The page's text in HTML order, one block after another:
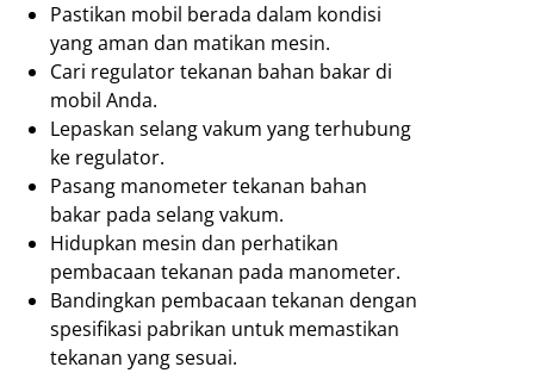
Pastikan mobil berada dalam kondisi
yang aman dan matikan mesin.
Cari regulator tekanan bahan bakar di
mobil Anda.
Lepaskan selang vakum yang terhubung
ke regulator.
Pasang manometer tekanan bahan
bakar pada selang vakum.
Hidupkan mesin dan perhatikan
pembacaan tekanan pada manometer.
Bandingkan pembacaan tekanan dengan
spesifikasi pabrikan untuk memastikan
tekanan yang sesuai.